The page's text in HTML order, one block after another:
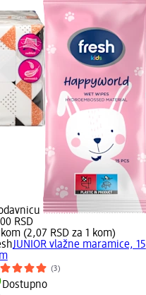
RSD
(2,07 RSD za 1 kom)
JUNIOR vlažne maramice, 15
(3)
Dostupno